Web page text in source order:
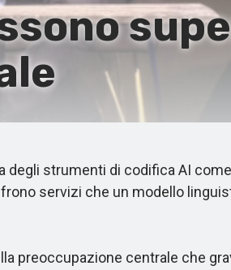
strumenti di codifica AI
servizi che un modello
preoccupazione centrale che